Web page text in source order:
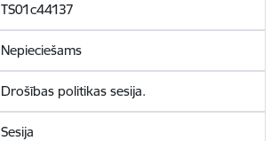
TS01c44137
Nepieciešams
Drošības politikas sesija.
Sesija